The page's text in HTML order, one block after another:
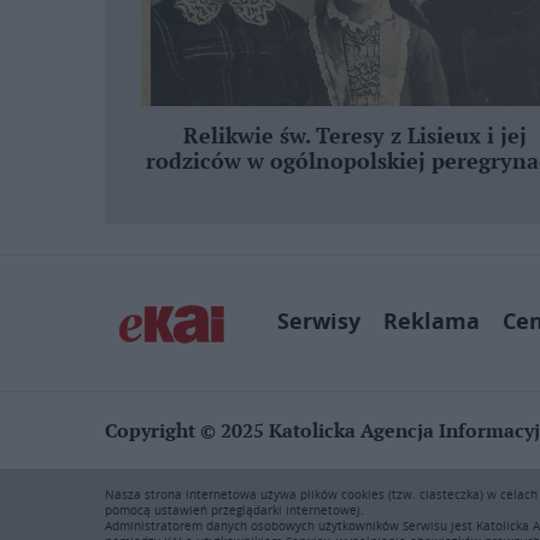
Relikwie św. Teresy z Lisieux i jej
rodziców w ogólnopolskiej
Serwisy Reklama
Copyright © 2025 Katolicka Agencja
rozpowszechnianie zawartości niniejszego serwisu lub jej
prawie autorskim, ochronie baz danych i uczciwej
Nasza strona internetowa używa plików cookies (tzw. ciasteczka) w
pomocą ustawień przeglądarki internetowej.
Administratorem danych osobowych użytkowników Serwisu jest Katolicka